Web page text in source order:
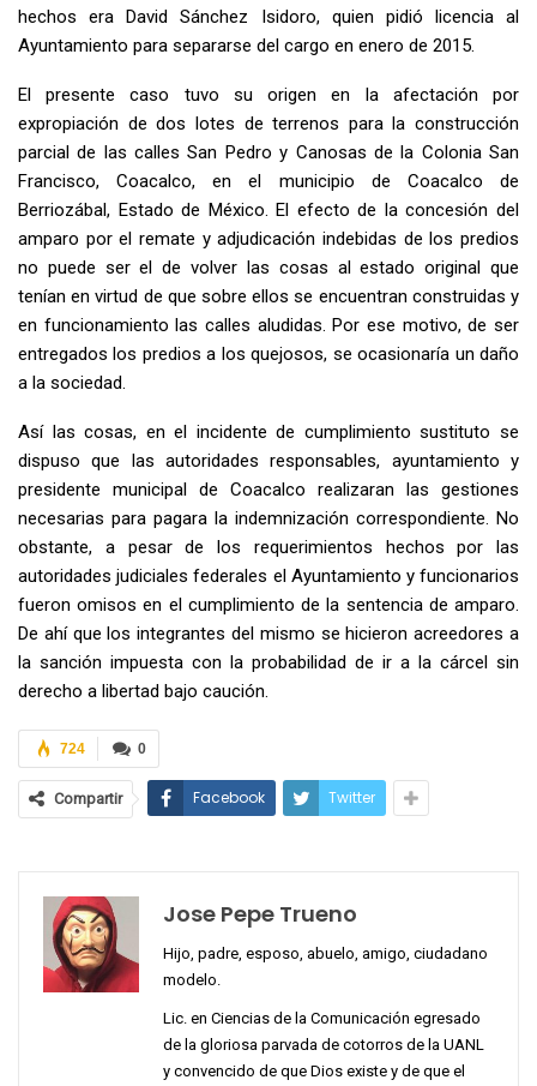
hechos era David Sánchez Isidoro, quien pidió licencia al
Ayuntamiento para separarse del cargo en enero de 2015.
El presente caso tuvo su origen en la afectación por
expropiación de dos lotes de terrenos para la construcción
parcial de las calles San Pedro y Canosas de la Colonia San
Francisco, Coacalco, en el municipio de Coacalco de
Berriozábal, Estado de México. El efecto de la concesión del
amparo por el remate y adjudicación indebidas de los predios
no puede ser el de volver las cosas al estado original que
tenían en virtud de que sobre ellos se encuentran construidas y
en funcionamiento las calles aludidas. Por ese motivo, de ser
entregados los predios a los quejosos, se ocasionaría un daño
a la sociedad.
Así las cosas, en el incidente de cumplimiento sustituto se
dispuso que las autoridades responsables, ayuntamiento y
presidente municipal de Coacalco realizaran las gestiones
necesarias para pagara la indemnización correspondiente. No
obstante, a pesar de los requerimientos hechos por las
autoridades judiciales federales el Ayuntamiento y funcionarios
fueron omisos en el cumplimiento de la sentencia de amparo.
De ahí que los integrantes del mismo se hicieron acreedores a
la sanción impuesta con la probabilidad de ir a la cárcel sin
derecho a libertad bajo caución.
0
724
Compartir Facebook Twitter
Jose Pepe Trueno
Hijo, padre, esposo, abuelo, amigo, ciudadano
modelo.
Lic. en Ciencias de la Comunicación egresado
de la gloriosa parvada de cotorros de la UANL
y convencido de que Dios existe y de que el